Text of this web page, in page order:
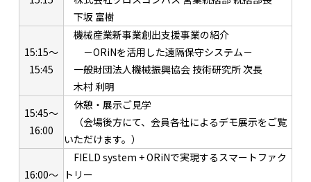
下坂 富樹
15:15～
15:45
機械産業新事業創出支援事業の紹介
－ORiNを活用した遠隔保守システム－
一般財団法人機械振興協会 技術研究所 次長
木村 利明
15:45～
16:00
休憩・展示ご見学
（会場後方にて、会員各社によるデモ展示をご覧
いただけます。）
16:00～
FIELD system + ORiNで実現するスマートファク
トリー